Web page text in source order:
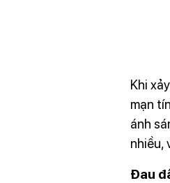
Khi
mạn
ánh
nhiều,
Đau